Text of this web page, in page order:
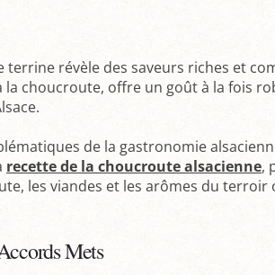
terrine révèle des saveurs riches et
la choucroute, offre un goût à la fois
de la gastronomie
recette de la choucroute alsacienne,
les viandes et les arômes du terroir
Mets